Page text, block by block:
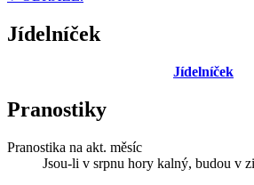
Jídelníček
Jídelníček
Pranostiky
Pranostika na akt. měsíc
Jsou-li v srpnu hory kalný, budou v